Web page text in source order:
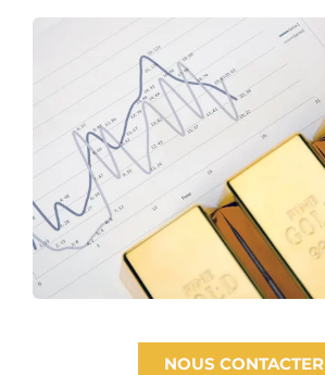
NOUS CONTACTER